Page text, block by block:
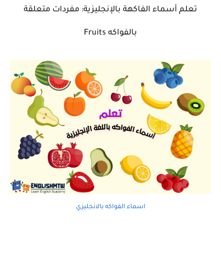
تعلم أسماء الفاكهة بالإنجليزية: مفردات متعلقة
بالفواكه Fruits
اسماء الفواكه بالانجليزي